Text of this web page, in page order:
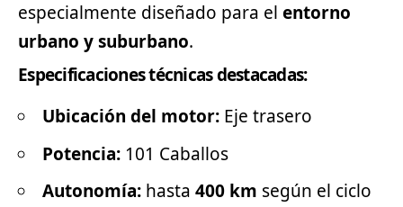
especialmente diseñado para el entorno
urbano y suburbano.
Especificaciones técnicas destacadas:
Ubicación del motor: Eje trasero
Potencia: 101 Caballos
Autonomía: hasta 400 km según el ciclo